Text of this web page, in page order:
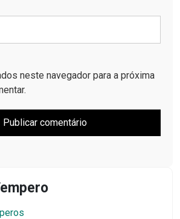
neste navegador para a próxima